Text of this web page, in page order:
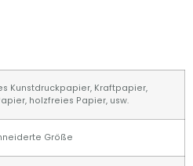
Kunstdruckpapier, Kraftpapier,
holzfreies Papier, usw.
Größe